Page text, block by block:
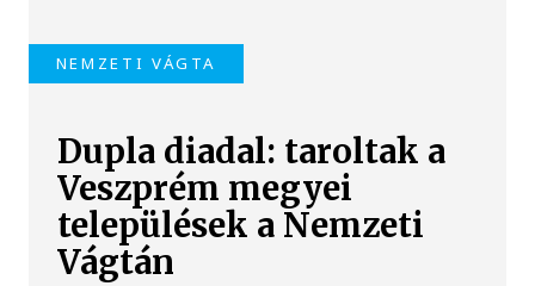
NEMZETI VÁGTA
Dupla diadal: taroltak a
Veszprém megyei
települések a Nemzeti
Vágtán